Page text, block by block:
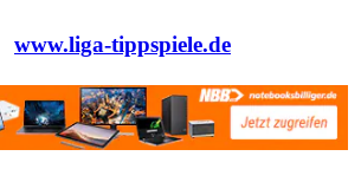
www.liga-tippspiele.de